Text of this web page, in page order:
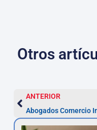
Otros
ANTERIOR